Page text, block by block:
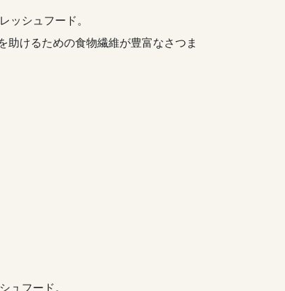
ッシュフード。
けるための食物繊維が豊富なさつま
ュフード。